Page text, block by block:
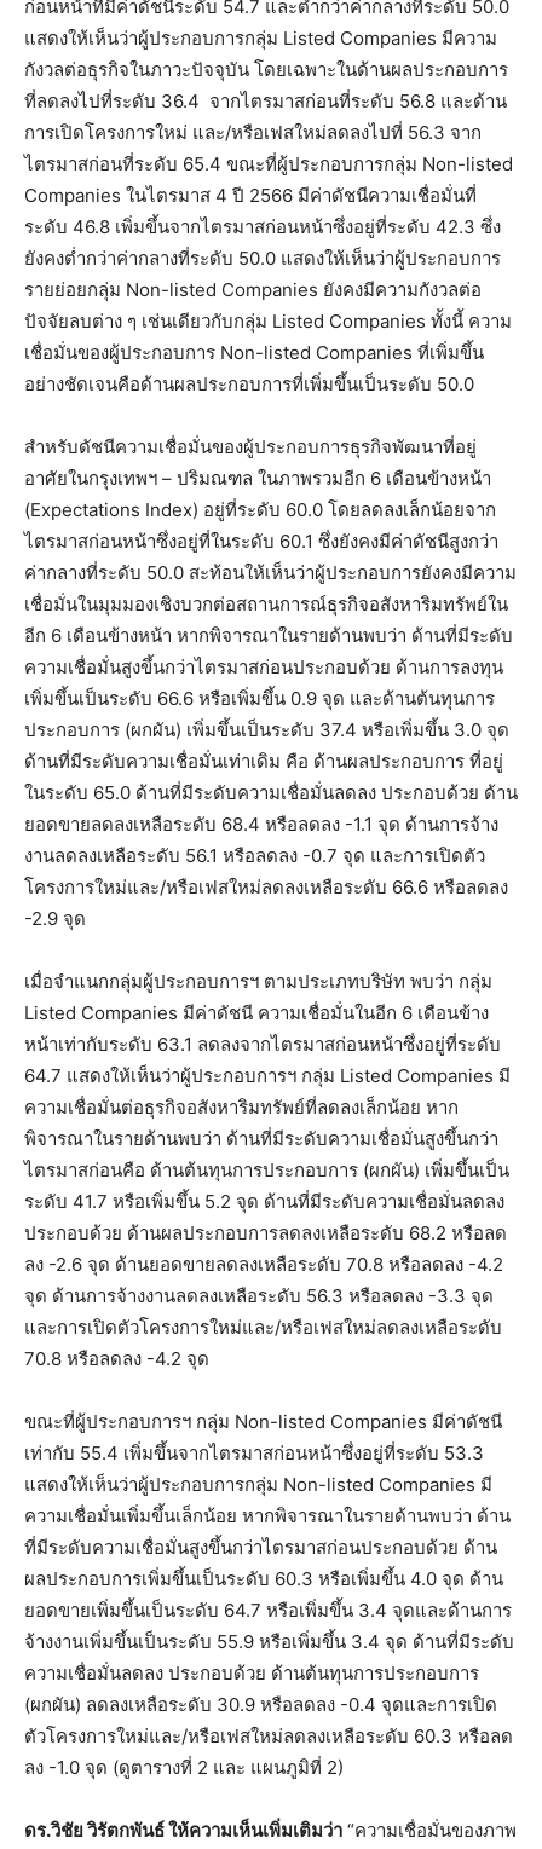
ก่อนหน้าที่มีค่าดัชนีระดับ 54.7 และต่ำกว่าค่ากลางที่ระดับ 50.0
แสดงให้เห็นว่าผู้ประกอบการกลุ่ม Listed Companies มีความ
กังวลต่อธุรกิจในภาวะปัจจุบัน โดยเฉพาะในด้านผลประกอบการ
ที่ลดลงไปที่ระดับ 36.4 จากไตรมาสก่อนที่ระดับ 56.8 และด้าน
การเปิดโครงการใหม่ และ/หรือเฟสใหม่ลดลงไปที่ 56.3 จาก
ไตรมาสก่อนที่ระดับ 65.4 ขณะที่ผู้ประกอบการกลุ่ม Non-listed
Companies ในไตรมาส 4 ปี 2566 มีค่าดัชนีความเชื่อมั่นที่
ระดับ 46.8 เพิ่มขึ้นจากไตรมาสก่อนหน้าซึ่งอยู่ที่ระดับ 42.3 ซึ่ง
ยังคงต่ำกว่าค่ากลางที่ระดับ 50.0 แสดงให้เห็นว่าผู้ประกอบการ
รายย่อยกลุ่ม Non-listed Companies ยังคงมีความกังวลต่อ
ปัจจัยลบต่าง ๆ เช่นเดียวกับกลุ่ม Listed Companies ทั้งนี้ ความ
เชื่อมั่นของผู้ประกอบการ Non-listed Companies ที่เพิ่มขึ้น
อย่างชัดเจนคือด้านผลประกอบการที่เพิ่มขึ้นเป็นระดับ 50.0
สำหรับดัชนีความเชื่อมั่นของผู้ประกอบการธุรกิจพัฒนาที่อยู่
อาศัยในกรุงเทพฯ – ปริมณฑล ในภาพรวมอีก 6 เดือนข้างหน้า
(Expectations Index) อยู่ที่ระดับ 60.0 โดยลดลงเล็กน้อยจาก
ไตรมาสก่อนหน้าซึ่งอยู่ที่ในระดับ 60.1 ซึ่งยังคงมีค่าดัชนีสูงกว่า
ค่ากลางที่ระดับ 50.0 สะท้อนให้เห็นว่าผู้ประกอบการยังคงมีความ
เชื่อมั่นในมุมมองเชิงบวกต่อสถานการณ์ธุรกิจอสังหาริมทรัพย์ใน
อีก 6 เดือนข้างหน้า หากพิจารณาในรายด้านพบว่า ด้านที่มีระดับ
ความเชื่อมั่นสูงขึ้นกว่าไตรมาสก่อนประกอบด้วย ด้านการลงทุน
เพิ่มขึ้นเป็นระดับ 66.6 หรือเพิ่มขึ้น 0.9 จุด และด้านต้นทุนการ
ประกอบการ (ผกผัน) เพิ่มขึ้นเป็นระดับ 37.4 หรือเพิ่มขึ้น 3.0 จุด
ด้านที่มีระดับความเชื่อมั่นเท่าเดิม คือ ด้านผลประกอบการ ที่อยู่
ในระดับ 65.0 ด้านที่มีระดับความเชื่อมั่นลดลง ประกอบด้วย ด้าน
ยอดขายลดลงเหลือระดับ 68.4 หรือลดลง -1.1 จุด ด้านการจ้าง
งานลดลงเหลือระดับ 56.1 หรือลดลง -0.7 จุด และการเปิดตัว
โครงการใหม่และ/หรือเฟสใหม่ลดลงเหลือระดับ 66.6 หรือลดลง
-2.9 จุด
เมื่อจำแนกกลุ่มผู้ประกอบการฯ ตามประเภทบริษัท พบว่า กลุ่ม
Listed Companies มีค่าดัชนี ความเชื่อมั่นในอีก 6 เดือนข้าง
หน้าเท่ากับระดับ 63.1 ลดลงจากไตรมาสก่อนหน้าซึ่งอยู่ที่ระดับ
64.7 แสดงให้เห็นว่าผู้ประกอบการฯ กลุ่ม Listed Companies มี
ความเชื่อมั่นต่อธุรกิจอสังหาริมทรัพย์ที่ลดลงเล็กน้อย หาก
พิจารณาในรายด้านพบว่า ด้านที่มีระดับความเชื่อมั่นสูงขึ้นกว่า
ไตรมาสก่อนคือ ด้านต้นทุนการประกอบการ (ผกผัน) เพิ่มขึ้นเป็น
ระดับ 41.7 หรือเพิ่มขึ้น 5.2 จุด ด้านที่มีระดับความเชื่อมั่นลดลง
ประกอบด้วย ด้านผลประกอบการลดลงเหลือระดับ 68.2 หรือลด
ลง -2.6 จุด ด้านยอดขายลดลงเหลือระดับ 70.8 หรือลดลง -4.2
จุด ด้านการจ้างงานลดลงเหลือระดับ 56.3 หรือลดลง -3.3 จุด
และการเปิดตัวโครงการใหม่และ/หรือเฟสใหม่ลดลงเหลือระดับ
70.8 หรือลดลง -4.2 จุด
ขณะที่ผู้ประกอบการฯ กลุ่ม Non-listed Companies มีค่าดัชนี
เท่ากับ 55.4 เพิ่มขึ้นจากไตรมาสก่อนหน้าซึ่งอยู่ที่ระดับ 53.3
แสดงให้เห็นว่าผู้ประกอบการกลุ่ม Non-listed Companies มี
ความเชื่อมั่นเพิ่มขึ้นเล็กน้อย หากพิจารณาในรายด้านพบว่า ด้าน
ที่มีระดับความเชื่อมั่นสูงขึ้นกว่าไตรมาสก่อนประกอบด้วย ด้าน
ผลประกอบการเพิ่มขึ้นเป็นระดับ 60.3 หรือเพิ่มขึ้น 4.0 จุด ด้าน
ยอดขายเพิ่มขึ้นเป็นระดับ 64.7 หรือเพิ่มขึ้น 3.4 จุดและด้านการ
จ้างงานเพิ่มขึ้นเป็นระดับ 55.9 หรือเพิ่มขึ้น 3.4 จุด ด้านที่มีระดับ
ความเชื่อมั่นลดลง ประกอบด้วย ด้านต้นทุนการประกอบการ
(ผกผัน) ลดลงเหลือระดับ 30.9 หรือลดลง -0.4 จุดและการเปิด
ตัวโครงการใหม่และ/หรือเฟสใหม่ลดลงเหลือระดับ 60.3 หรือลด
ลง -1.0 จุด (ดูตารางที่ 2 และ แผนภูมิที่ 2)
ดร.วิชัย วิรัตกพันธ์ ให้ความเห็นเพิ่มเติมว่า “ความเชื่อมั่นของภาพ